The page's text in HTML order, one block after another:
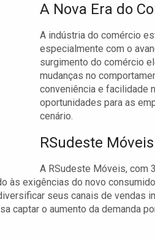
A Nova Era do
A indústria do comércio
especialmente com o
surgimento do comércio
mudanças no
conveniência e facilidade
oportunidades para as
cenário.
RSudeste
A RSudeste Móveis, com
às exigências do novo
seus canais de vendas
captar o aumento da demanda